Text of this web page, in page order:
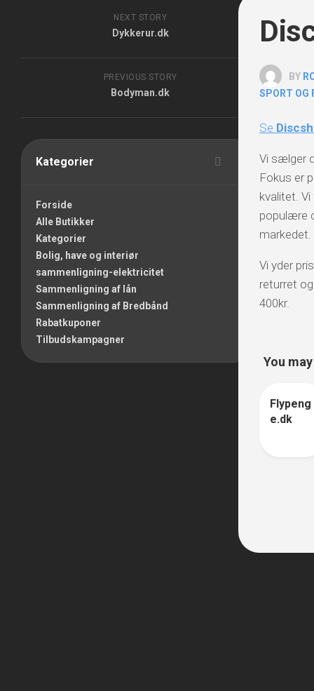
BY
SPORT OG
Se
Vi sælger
Fokus er
kvalitet.
populære
markedet.
Vi yder
returret
400kr.
You
1
Flypeng
e.dk
NEXT STORY
Dykkerur.dk
PREVIOUS STORY
Bodyman.dk
Kategorier
Forside
Alle Butikker
Kategorier
Bolig, have og interiør
sammenligning-elektricitet
Sammenligning af lån
Sammenligning af Bredbånd
Rabatkuponer
Tilbudskampagner